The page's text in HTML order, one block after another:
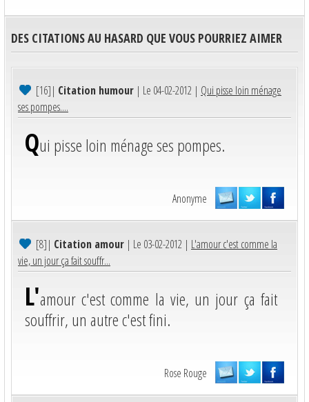
DES CITATIONS AU HASARD QUE VOUS POURRIEZ AIMER
[16]| Citation humour | Le 04-02-2012 | Qui pisse loin ménage
ses pompes....
Qui pisse loin ménage ses pompes.
Anonyme
[8]| Citation amour | Le 03-02-2012 | L'amour c'est comme la
vie, un jour ça fait souffr...
L'amour c'est comme la vie, un jour ça fait
souffrir, un autre c'est fini.
Rose Rouge